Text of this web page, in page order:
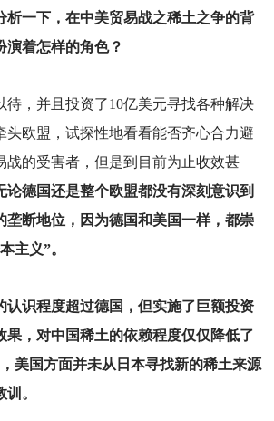
析一下，在中美贸易战之稀土之争的背
演着怎样的角色？
待，并且投资了10亿美元寻找各种解决
头欧盟，试探性地看看能否齐心合力避
战的受害者，但是到目前为止收效甚
论德国还是整个欧盟都没有深刻意识到
垄断地位，因为德国和美国一样，都崇
主义”。
认识程度超过德国，但实施了巨额投资
果，对中国稀土的依赖程度仅仅降低了
美国方面并未从日本寻找新的稀土来源
。